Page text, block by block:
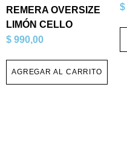
REMERA OVERSIZE
LIMÓN CELLO
$ 990,00
AGREGAR AL CARRITO
$